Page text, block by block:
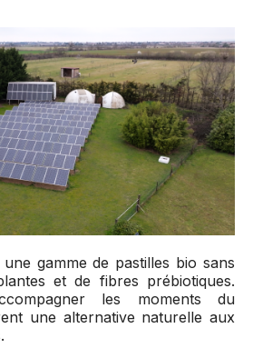
gamme de pastilles bio sans
et de fibres prébiotiques.
les moments du
une alternative naturelle aux